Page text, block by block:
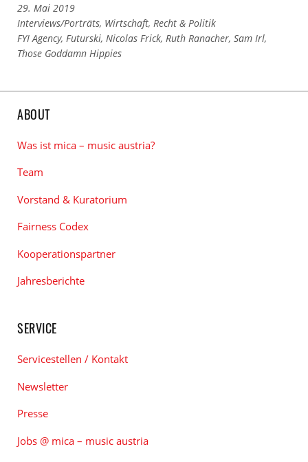
29. Mai 2019
Links
zu
den
Interviews/Porträts, Wirtschaft, Recht & Politik
Links
zu
FYI Agency, Futurski, Nicolas Frick, Ruth Ranacher, Sam Irl,
Those Goddamn Hippies
ABOUT
Was ist mica – music austria?
Team
Vorstand & Kuratorium
Fairness Codex
Kooperationspartner
Jahresberichte
SERVICE
Servicestellen / Kontakt
Newsletter
Presse
Jobs @ mica – music austria